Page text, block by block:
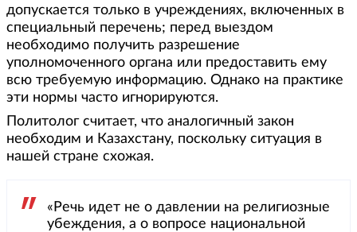
допускается только в учреждениях, включенных в
специальный перечень; перед выездом
необходимо получить разрешение
уполномоченного органа или предоставить ему
всю требуемую информацию. Однако на практике
эти нормы часто игнорируются.
Политолог считает, что аналогичный закон
необходим и Казахстану, поскольку ситуация в
нашей стране схожая.
«Речь идет не о давлении на религиозные
убеждения, а о вопросе национальной